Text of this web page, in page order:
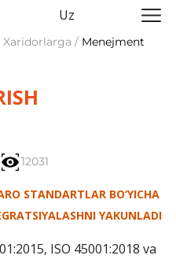
Uz
Xaridorlarga / Menejment
12031
STANDARTLAR BO‘YICHA
YAKUNLADI
ISO 45001:2018 va